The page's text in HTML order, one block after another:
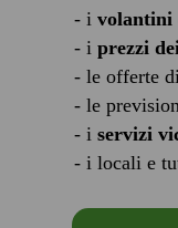
- i volantini
- i prezzi
- le offerte
- le
- i servizi
- i locali e